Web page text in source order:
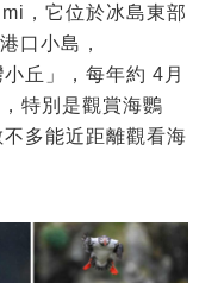
，它位於冰島東部
口小島，
丘」，每年約 4月
特別是觀賞海鸚
多能近距離觀看海